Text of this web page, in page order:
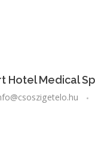
Hotel Medical